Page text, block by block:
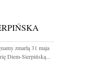
zmarłą 31 maja
Diem-Sierpińską...